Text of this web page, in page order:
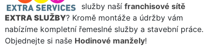
služby naší franchisové sítě
EXTRA SLUŽBY? Kromě montáže a údržby vám
nabízíme kompletní řemeslné služby a stavební práce.
Objednejte si naše Hodinové manžely!